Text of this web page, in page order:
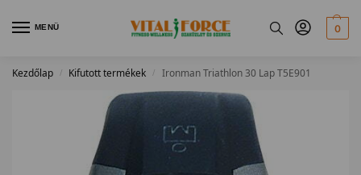
MENÜ 0
Kezdőlap / Kifutott termékek / Ironman Triathlon 30 Lap T5E901